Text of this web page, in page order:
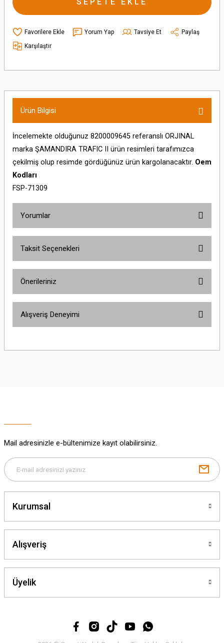
Yorum Yap Tavsiye Et
Paylaş
Karşılaştır
Ürün Bilgisi
İncelemekte olduğunuz 8200009645 referanslı ORJINAL
marka ŞAMANDIRA TRAFIC II ürün resimleri tarafımızca
çekilmiş olup resimde gördüğünüz ürün kargolanacaktır. Oem
Kodları
FSP-71309
Yorumlar
Taksit Seçenekleri
Önerileriniz
yetersiz gördüğünüz noktaları öneri formunu kullanarak tarafımıza
Gönder
Alışveriş Deneyimi
Mail adresinizle e-bültenimize kayıt olabilirsiniz.
Kurumsal
Alışveriş
Üyelik